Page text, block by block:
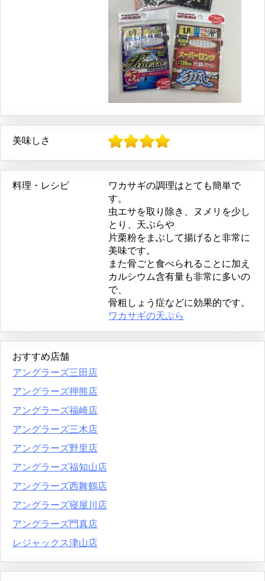
美味しさ
料理・レシピ
ワカサギの調理はとても簡単で
す。
虫エサを取り除き、ヌメリを少し
とり、天ぷらや
片栗粉をまぶして揚げると非常に
美味です。
また骨ごと食べられることに加え
カルシウム含有量も非常に多いの
で、
骨粗しょう症などに効果的です。
ワカサギの天ぷら
おすすめ店舗
アングラーズ三田店
アングラーズ押熊店
アングラーズ福崎店
アングラーズ三木店
アングラーズ野里店
アングラーズ福知山店
アングラーズ西舞鶴店
アングラーズ寝屋川店
アングラーズ門真店
レジャックス津山店